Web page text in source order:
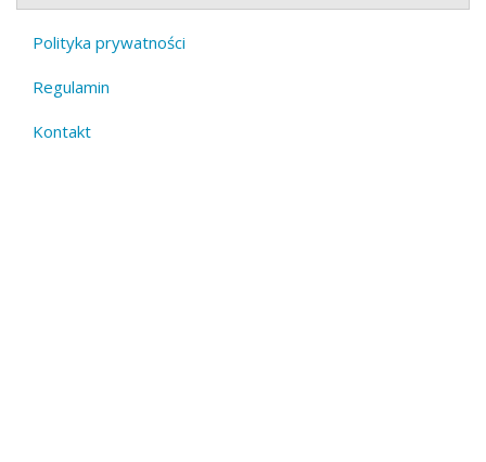
Footer
menu
Polityka prywatności
Regulamin
Kontakt